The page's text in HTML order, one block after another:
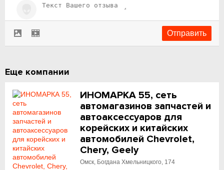
Еще компании
ИНОМАРКА 55, сеть
автомагазинов запчастей и
автоаксессуаров для
корейских и китайских
автомобилей Chevrolet,
Chery, Geely
Омск, Богдана Хмельницкого, 174